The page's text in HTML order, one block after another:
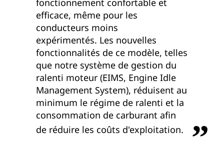
fonctionnement confortable et
efficace, même pour les
conducteurs moins
expérimentés. Les nouvelles
fonctionnalités de ce modèle, telles
que notre système de gestion du
ralenti moteur (EIMS, Engine Idle
Management System), réduisent au
minimum le régime de ralenti et la
consommation de carburant afin
de réduire les coûts d'exploitation.